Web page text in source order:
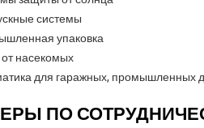
системы
упаковка
от насекомых
для гаражных, промышленных
ПО